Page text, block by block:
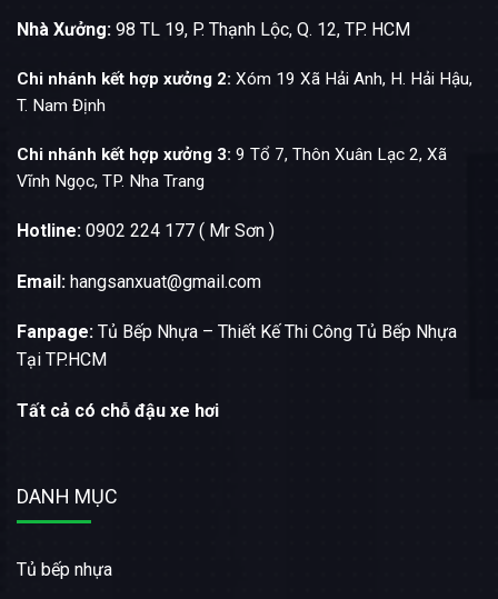
Nhà Xưởng: 98 TL 19, P. Thạnh Lộc, Q. 12, TP. HCM
Chi nhánh kết hợp xưởng 2: Xóm 19 Xã Hải Anh, H. Hải Hậu,
T. Nam Định
Chi nhánh kết hợp xưởng 3: 9 Tổ 7, Thôn Xuân Lạc 2, Xã
Vĩnh Ngọc, TP. Nha Trang
Hotline: 0902 224 177 ( Mr Sơn )
Email: hangsanxuat@gmail.com
Fanpage: Tủ Bếp Nhựa – Thiết Kế Thi Công Tủ Bếp Nhựa
Tại TP.HCM
Tất cả có chỗ đậu xe hơi
DANH MỤC
Tủ bếp nhựa